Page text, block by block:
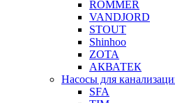
ROMMER
VANDJORD
STOUT
Shinhoo
ZOTA
АКВАТЕК
Насосы для
SFA